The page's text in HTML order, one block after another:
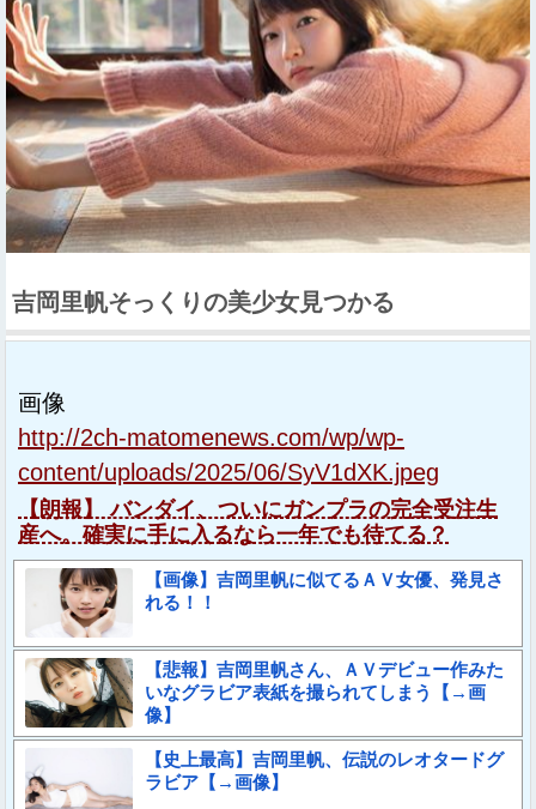
吉岡里帆そっくりの美少女見つかる
画像
http://2ch-matomenews.com/wp/wp-
content/uploads/2025/06/SyV1dXK.jpeg
【朗報】 バンダイ、ついにガンプラの完全受注生
産へ。確実に手に入るなら一年でも待てる？
【画像】吉岡里帆に似てるＡＶ女優、発見さ
れる！！
【悲報】吉岡里帆さん、ＡＶデビュー作みた
いなグラビア表紙を撮られてしまう【→画
像】
【史上最高】吉岡里帆、伝説のレオタードグ
ラビア【→画像】